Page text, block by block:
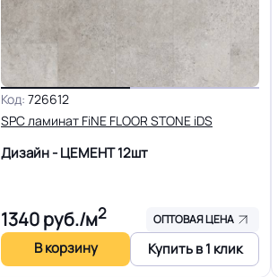
Отличная
2.0 мм (2000) мкм
25 лет
Код: 726612
SPC ламинат FiNE FLOOR STONE iDS
Дизайн - ЦЕМЕНТ12шт
1340руб./м2 ОПТОВАЯ ЦЕНА
В корзину Купить в 1 клик